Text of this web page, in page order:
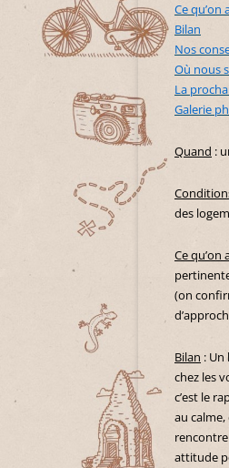
Ce
Bilan
Nos
Où nous
La
Galerie
Quand :
des
Ce
(on
Bilan :
chez les
c’est le
au calme,
attitude